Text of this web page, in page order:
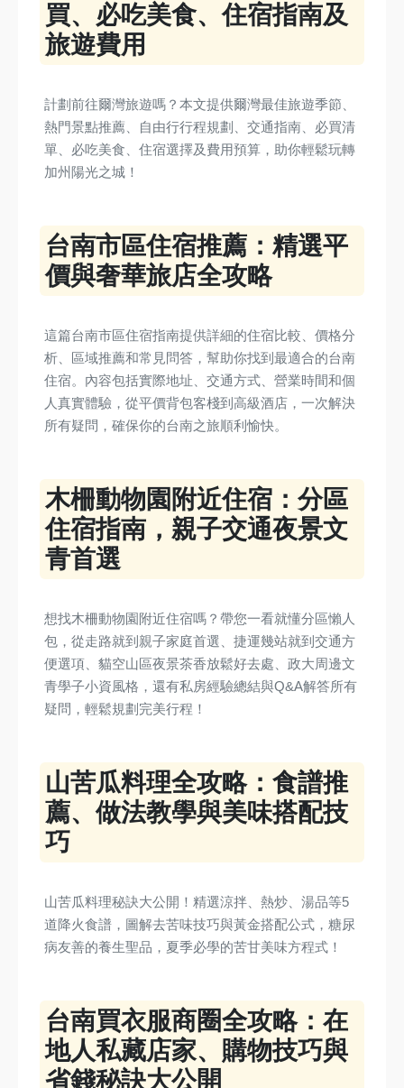
買、必吃美食、住宿指南及
旅遊費用
計劃前往爾灣旅遊嗎？本文提供爾灣最佳旅遊季節、
熱門景點推薦、自由行行程規劃、交通指南、必買清
單、必吃美食、住宿選擇及費用預算，助你輕鬆玩轉
加州陽光之城！
台南市區住宿推薦：精選平
價與奢華旅店全攻略
這篇台南市區住宿指南提供詳細的住宿比較、價格分
析、區域推薦和常見問答，幫助你找到最適合的台南
住宿。內容包括實際地址、交通方式、營業時間和個
人真實體驗，從平價背包客棧到高級酒店，一次解決
所有疑問，確保你的台南之旅順利愉快。
木柵動物園附近住宿：分區
住宿指南，親子交通夜景文
青首選
想找木柵動物園附近住宿嗎？帶您一看就懂分區懶人
包，從走路就到親子家庭首選、捷運幾站就到交通方
便選項、貓空山區夜景茶香放鬆好去處、政大周邊文
青學子小資風格，還有私房經驗總結與Q&A解答所有
疑問，輕鬆規劃完美行程！
山苦瓜料理全攻略：食譜推
薦、做法教學與美味搭配技
巧
山苦瓜料理秘訣大公開！精選涼拌、熱炒、湯品等5
道降火食譜，圖解去苦味技巧與黃金搭配公式，糖尿
病友善的養生聖品，夏季必學的苦甘美味方程式！
台南買衣服商圈全攻略：在
地人私藏店家、購物技巧與
省錢秘訣大公開